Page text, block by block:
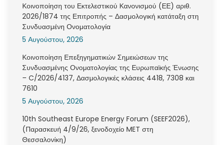
Κοινοποίηση του Εκτελεστικού Κανονισμού (ΕΕ) αριθ.
2026/1874 της Επιτροπής – Δασμολογική κατάταξη στη
Συνδυασμένη Ονοματολογία
5 Αυγούστου, 2026
Κοινοποίηση Επεξηγηματικών Σημειώσεων της
Συνδυασμένης Ονοματολογίας της Ευρωπαϊκής Ένωσης
– C/2026/4137, Δασμολογικές κλάσεις 4418, 7308 και
7610
5 Αυγούστου, 2026
10th Southeast Europe Energy Forum (SEEF2026),
(Παρασκευή 4/9/26, ξενοδοχείο MET στη
Θεσσαλονίκη)